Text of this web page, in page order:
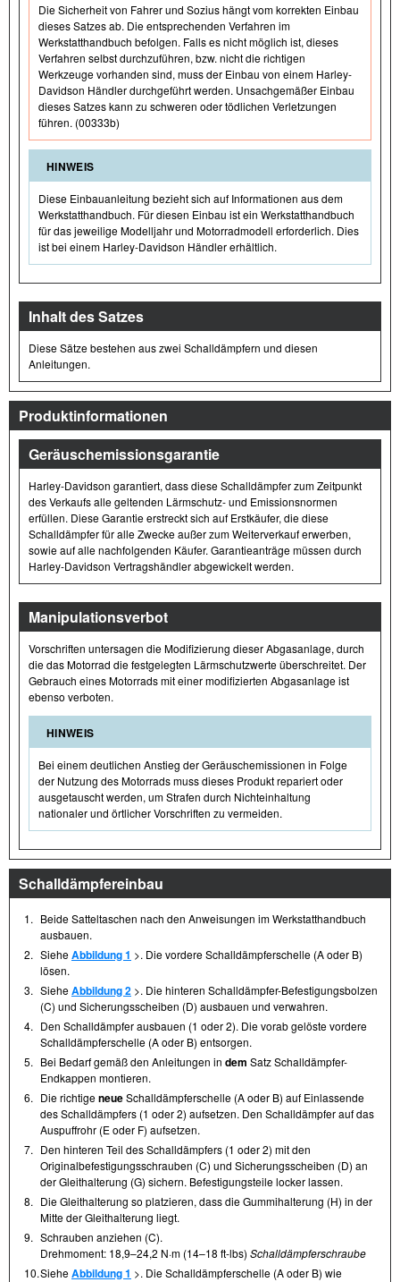
Die Sicherheit von Fahrer und Sozius hängt vom korrekten Einbau
dieses Satzes ab. Die entsprechenden Verfahren im
Werkstatthandbuch befolgen. Falls es nicht möglich ist, dieses
Verfahren selbst durchzuführen, bzw. nicht die richtigen
Werkzeuge vorhanden sind, muss der Einbau von einem Harley-
Davidson Händler durchgeführt werden. Unsachgemäßer Einbau
dieses Satzes kann zu schweren oder tödlichen Verletzungen
führen. (00333b)
HINWEIS
Diese Einbauanleitung bezieht sich auf Informationen aus dem
Werkstatthandbuch. Für diesen Einbau ist ein Werkstatthandbuch
für das jeweilige Modelljahr und Motorradmodell erforderlich. Dies
ist bei einem Harley-Davidson Händler erhältlich.
Inhalt des Satzes
Diese Sätze bestehen aus zwei Schalldämpfern und diesen
Anleitungen.
Produktinformationen
Geräuschemissionsgarantie
Harley-Davidson garantiert, dass diese Schalldämpfer zum Zeitpunkt
des Verkaufs alle geltenden Lärmschutz- und Emissionsnormen
erfüllen. Diese Garantie erstreckt sich auf Erstkäufer, die diese
Schalldämpfer für alle Zwecke außer zum Weiterverkauf erwerben,
sowie auf alle nachfolgenden Käufer. Garantieanträge müssen durch
Harley-Davidson Vertragshändler abgewickelt werden.
Manipulationsverbot
Vorschriften untersagen die Modifizierung dieser Abgasanlage, durch
die das Motorrad die festgelegten Lärmschutzwerte überschreitet. Der
Gebrauch eines Motorrads mit einer modifizierten Abgasanlage ist
ebenso verboten.
HINWEIS
Bei einem deutlichen Anstieg der Geräuschemissionen in Folge
der Nutzung des Motorrads muss dieses Produkt repariert oder
ausgetauscht werden, um Strafen durch Nichteinhaltung
nationaler und örtlicher Vorschriften zu vermeiden.
Schalldämpfereinbau
1. Beide Satteltaschen nach den Anweisungen im Werkstatthandbuch
ausbauen.
2. SieheAbbildung 1 >. Die vordere Schalldämpferschelle (A oder B)
lösen.
3. SieheAbbildung 2 >. Die hinteren Schalldämpfer-Befestigungsbolzen
(C) und Sicherungsscheiben (D) ausbauen und verwahren.
4. Den Schalldämpfer ausbauen (1 oder 2). Die vorab gelöste vordere
Schalldämpferschelle (A oder B) entsorgen.
5. Bei Bedarf gemäß den Anleitungen in dem Satz Schalldämpfer-
Endkappen montieren.
6. Die richtigeneueSchalldämpferschelle (A oder B) auf Einlassende
des Schalldämpfers (1 oder 2) aufsetzen. Den Schalldämpfer auf das
Auspuffrohr (E oder F) aufsetzen.
7. Den hinteren Teil des Schalldämpfers (1 oder 2) mit den
Originalbefestigungsschrauben (C) und Sicherungsscheiben (D) an
der Gleithalterung (G) sichern. Befestigungsteile locker lassen.
8. Die Gleithalterung so platzieren, dass die Gummihalterung (H) in der
Mitte der Gleithalterung liegt.
9. Schrauben anziehen (C).
Drehmoment: 18,9–24,2 N·m (14–18 ft-lbs) Schalldämpferschraube
10.SieheAbbildung 1 >. Die Schalldämpferschelle (A oder B) wie